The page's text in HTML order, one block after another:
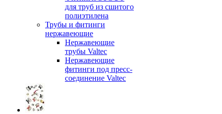
для труб из сшитого
полиэтилена
Трубы и фитинги
нержавеющие
Нержавеющие
трубы Valtec
Нержавеющие
фитинги под пресс-
соединение Valtec